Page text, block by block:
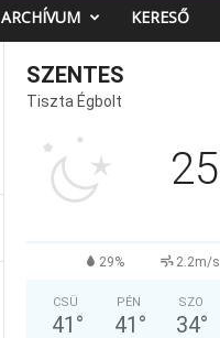
ARCHÍVUM KERESŐ
SZENTES
Tiszta Égbolt
25
29% 2.2m/s
CSÜ
41 °
PÉN
41 °
SZO
34°